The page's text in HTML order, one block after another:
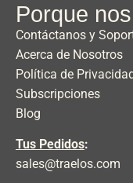
Porque
Contáctanos y
Acerca de Nosotros
Política de
Subscripciones
Blog
Tus Pedidos:
sales@traelos.com